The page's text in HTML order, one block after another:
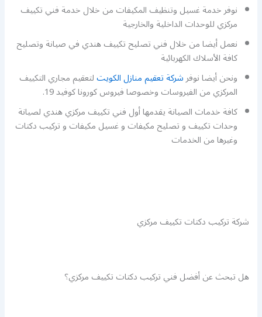
نوفر خدمة غسيل وتنظيف المكيفات من خلال خدمة فني تكييف
مركزي للوحدات الداخلية والخارجية
نعمل أيضا من خلال فني تصليح تكييف هندي في صيانة وتصليح
كافة الأسلاك الكهربائية
ونحن أيضا نوفرشركة تعقيم منازل الكويتلتعقيم مجاري التكييف
المركزي من الفيروسات وخصوصا فيروس كورونا كوفيد 19.
كافة خدمات الصيانة يقدمها أول فني تكييف مركزي هندي لصيانة
وحدات تكييف و تصليح مكيفات و غسيل مكيفات و تركيب دكتات
وغيرها من الخدمات
شركة تركيب دكتات تكييف مركزي
هل تبحث عن أفضل فني تركيب دكتات تكييف مركزي؟